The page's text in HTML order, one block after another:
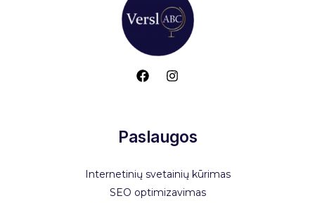
Paslaugos
Internetinių svetainių kūrimas
SEO optimizavimas